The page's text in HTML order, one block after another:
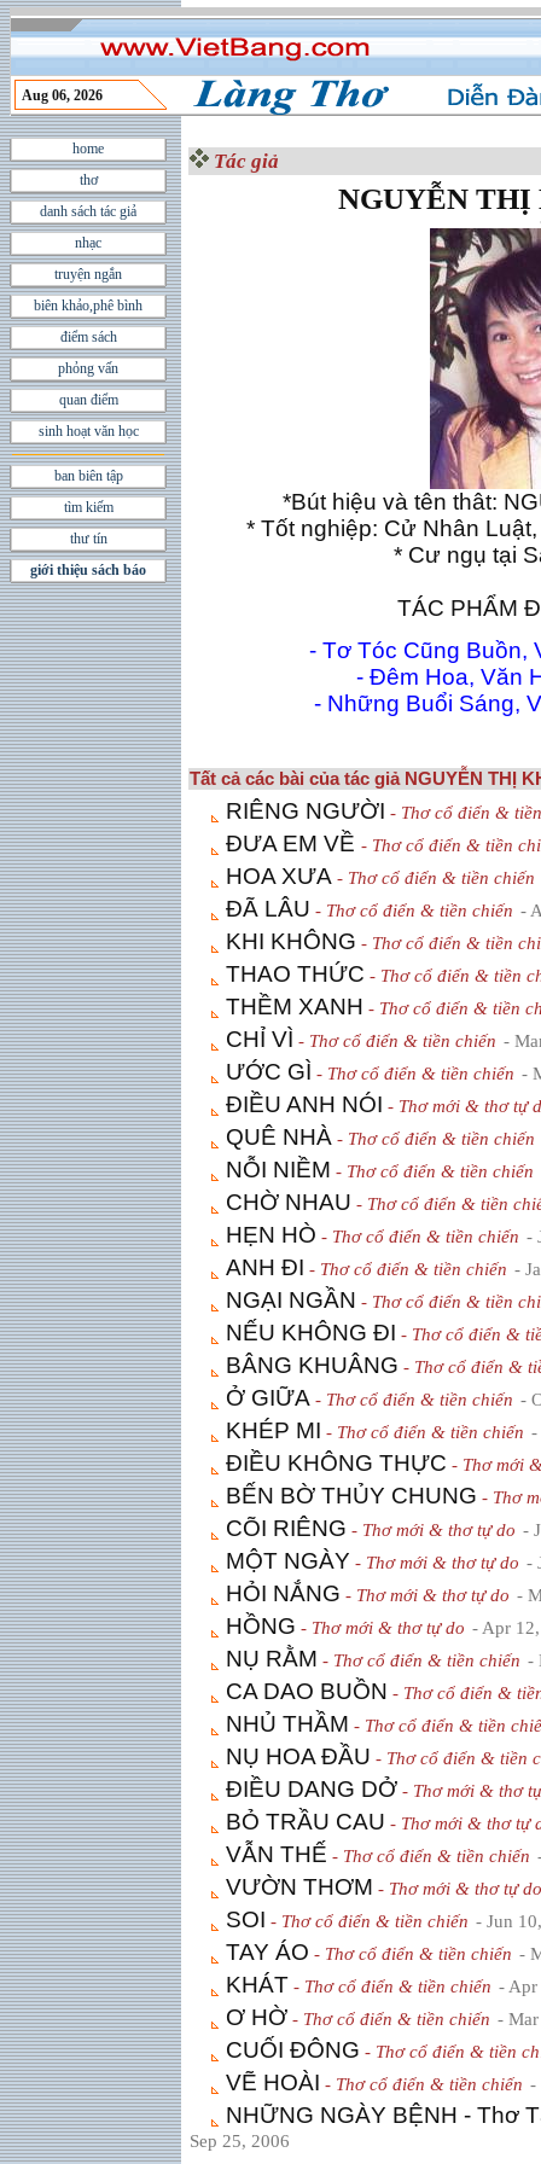
Aug 06, 2026
home
thơ
danh sách tác giả
nhạc
truyện ngắn
biên khảo,phê bình
điểm sách
phỏng vấn
quan điểm
sinh hoạt văn học
ban biên tập
tìm kiếm
thư tín
giới thiệu sách báo
Tác giả
NGUYỄN
*Bút hiệu và tên thât:
* Tốt nghiệp: Cử Nhân
* Cư ngụ tại
TÁC PHẨM
- Tơ Tóc Cũng Buồn,
- Ðêm Hoa, Văn
- Những Buổi Sáng,
Tất cả các bài của tác giả NGUYỄN THỊ
RIÊNG NGƯỜI - Thơ cổ điển &
ÐƯA EM VỀ - Thơ cổ điển & tiền
HOA XƯA - Thơ cổ điển & tiền chiến
ÐÃ LÂU - Thơ cổ điển & tiền chiến -
KHI KHÔNG - Thơ cổ điển & tiền
THAO THỨC - Thơ cổ điển & tiền
THỀM XANH - Thơ cổ điển & tiền
CHỈ VÌ - Thơ cổ điển & tiền chiến -
ƯỚC GÌ - Thơ cổ điển & tiền chiến -
ÐIỀU ANH NÓI - Thơ mới & thơ tự
QUÊ NHÀ - Thơ cổ điển & tiền chiến
NỖI NIỀM - Thơ cổ điển & tiền chiến
CHỜ NHAU - Thơ cổ điển & tiền
HẸN HÒ - Thơ cổ điển & tiền chiến -
ANH ÐI - Thơ cổ điển & tiền chiến -
NGẠI NGẦN - Thơ cổ điển & tiền
NẾU KHÔNG ÐI - Thơ cổ điển &
BÂNG KHUÂNG - Thơ cổ điển &
Ở GIỮA - Thơ cổ điển & tiền chiến -
KHÉP MI - Thơ cổ điển & tiền chiến -
ÐIỀU KHÔNG THỰC - Thơ mới
BẾN BỜ THỦY CHUNG - Thơ
CÕI RIÊNG - Thơ mới & thơ tự do -
MỘT NGÀY - Thơ mới & thơ tự do -
HỎI NẮNG - Thơ mới & thơ tự do -
HỒNG - Thơ mới & thơ tự do - Apr
NỤ RẰM - Thơ cổ điển & tiền chiến -
CA DAO BUỒN - Thơ cổ điển &
NHỦ THẦM - Thơ cổ điển & tiền
NỤ HOA ÐẦU - Thơ cổ điển & tiền
ÐIỀU DANG DỞ - Thơ mới & thơ
BỎ TRẦU CAU - Thơ mới & thơ tự
VẪN THẾ - Thơ cổ điển & tiền chiến
VƯỜN THƠM - Thơ mới & thơ tự do
SOI - Thơ cổ điển & tiền chiến - Jun
TAY ÁO - Thơ cổ điển & tiền chiến -
KHÁT - Thơ cổ điển & tiền chiến - Apr
Ơ HỜ - Thơ cổ điển & tiền chiến -
CUỐI ÐÔNG - Thơ cổ điển & tiền
VẼ HOÀI - Thơ cổ điển & tiền chiến -
NHỮNG NGÀY BỆNH - Thơ
Sep 25, 2006